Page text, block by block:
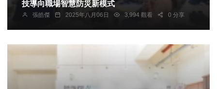
技導向職場智慧防災新模式
張皓傑 2025年八月06日 3,994 觀看 0 分享